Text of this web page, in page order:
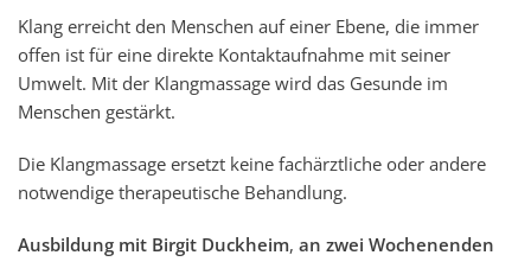
Klang erreicht den Menschen auf einer Ebene, die immer
offen ist für eine direkte Kontaktaufnahme mit seiner
Umwelt. Mit der Klangmassage wird das Gesunde im
Menschen gestärkt.
Die Klangmassage ersetzt keine fachärztliche oder andere
notwendige therapeutische Behandlung.
Ausbildung mit Birgit Duckheim, an zwei Wochenenden